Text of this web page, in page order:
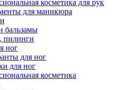
косметика для рук
для маникюра
бальзамы
пилинги
ног
для ног
для ног
косметика